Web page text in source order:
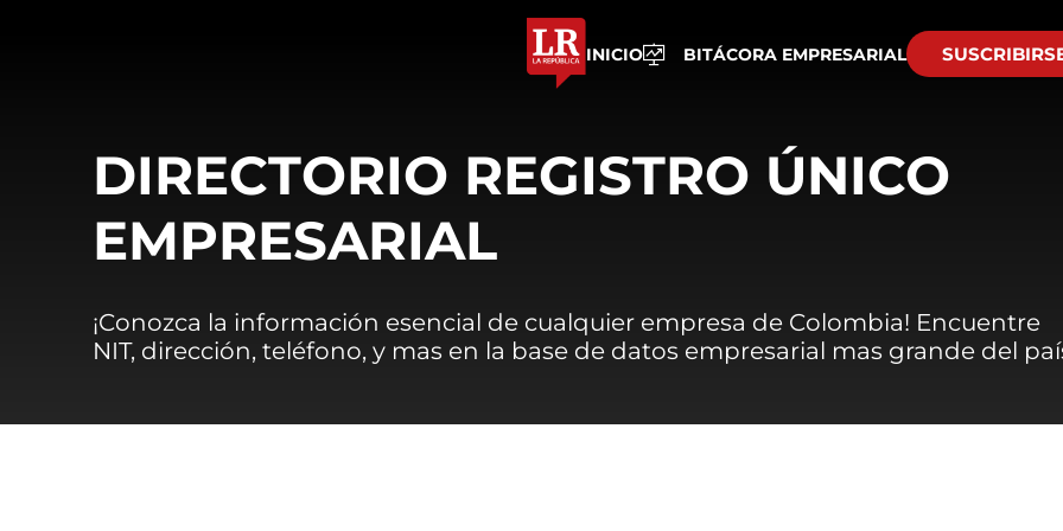
INICIO BITÁCORA EMPRESARIAL
DIRECTORIO REGISTRO ÚNICO
EMPRESARIAL
¡Conozca la información esencial de cualquier empresa de Colombia! Encuentre
NIT, dirección, teléfono, y mas en la base de datos empresarial mas grande del